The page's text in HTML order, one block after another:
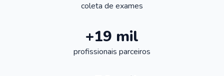
coleta de exames
+19 mil
profissionais parceiros